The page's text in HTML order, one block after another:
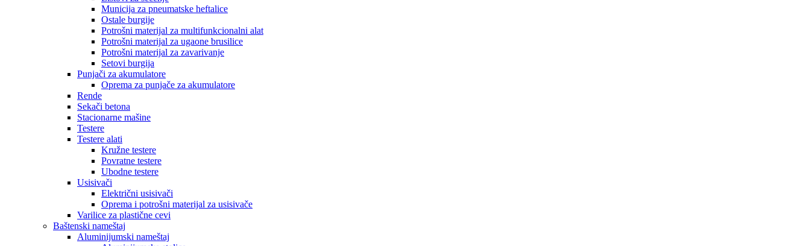
Municija za pneumatske heftalice
Ostale burgije
Potrošni materijal za multifunkcionalni alat
Potrošni materijal za ugaone brusilice
Potrošni materijal za zavarivanje
Setovi burgija
Punjači za akumulatore
Oprema za punjače za akumulatore
Rende
Sekači betona
Stacionarne mašine
Testere
Testere alati
Kružne testere
Povratne testere
Ubodne testere
Usisivači
Električni usisivači
Oprema i potrošni materijal za usisivače
Varilice za plastične cevi
Baštenski nameštaj
Aluminijumski nameštaj